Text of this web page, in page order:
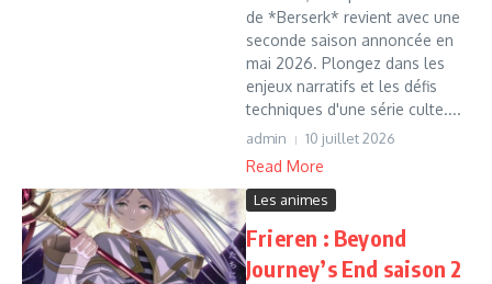
de *Berserk* revient avec une
seconde saison annoncée en
mai 2026. Plongez dans les
enjeux narratifs et les défis
techniques d'une série culte....
admin 10 juillet 2026
Read More
Les animes
Frieren : Beyond
Journey’s End saison 2